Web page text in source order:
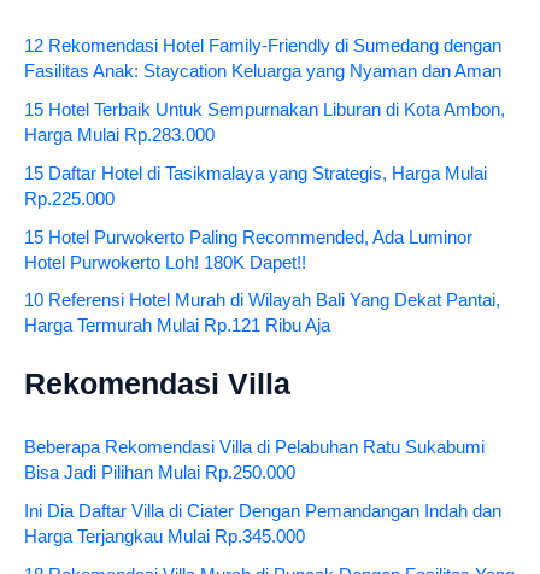
12 Rekomendasi Hotel Family-Friendly di Sumedang dengan
Fasilitas Anak: Staycation Keluarga yang Nyaman dan Aman
15 Hotel Terbaik Untuk Sempurnakan Liburan di Kota Ambon,
Harga Mulai Rp.283.000
15 Daftar Hotel di Tasikmalaya yang Strategis, Harga Mulai
Rp.225.000
15 Hotel Purwokerto Paling Recommended, Ada Luminor
Hotel Purwokerto Loh! 180K Dapet!!
10 Referensi Hotel Murah di Wilayah Bali Yang Dekat Pantai,
Harga Termurah Mulai Rp.121 Ribu Aja
Rekomendasi Villa
Beberapa Rekomendasi Villa di Pelabuhan Ratu Sukabumi
Bisa Jadi Pilihan Mulai Rp.250.000
Ini Dia Daftar Villa di Ciater Dengan Pemandangan Indah dan
Harga Terjangkau Mulai Rp.345.000